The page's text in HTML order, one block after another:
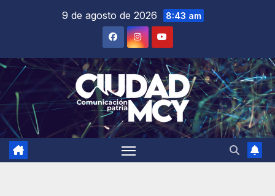
9 de agosto de 2026 8:43 am